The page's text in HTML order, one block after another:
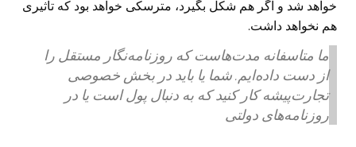
خواهد شد و اگر هم شکل بگیرد،‌ مترسکی خواهد بود که تاثیری
هم نخواهد داشت.
ما متاسفانه مدت‌هاست که روزنامه‌نگار مستقل را
از دست داده‌ایم. شما یا باید در بخش خصوصی
تجارت‌پیشه کار کنید که به دنبال پول است یا در
روزنامه‌های دولتی